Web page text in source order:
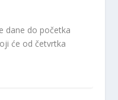
dane do početka
će od četvrtka